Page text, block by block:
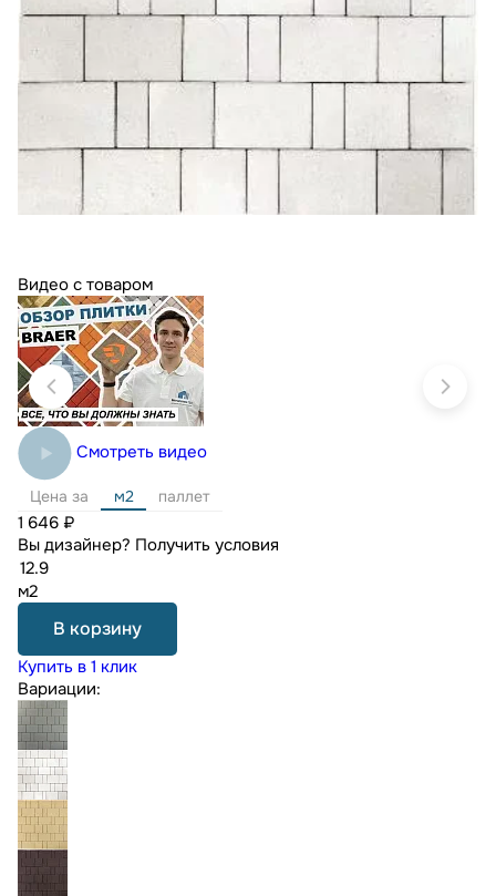
Видео с товаром
Смотреть видео
Цена за м2 паллет
1 646 ₽
Вы дизайнер? Получить условия
м2
В корзину
Купить в 1 клик
Вариации: